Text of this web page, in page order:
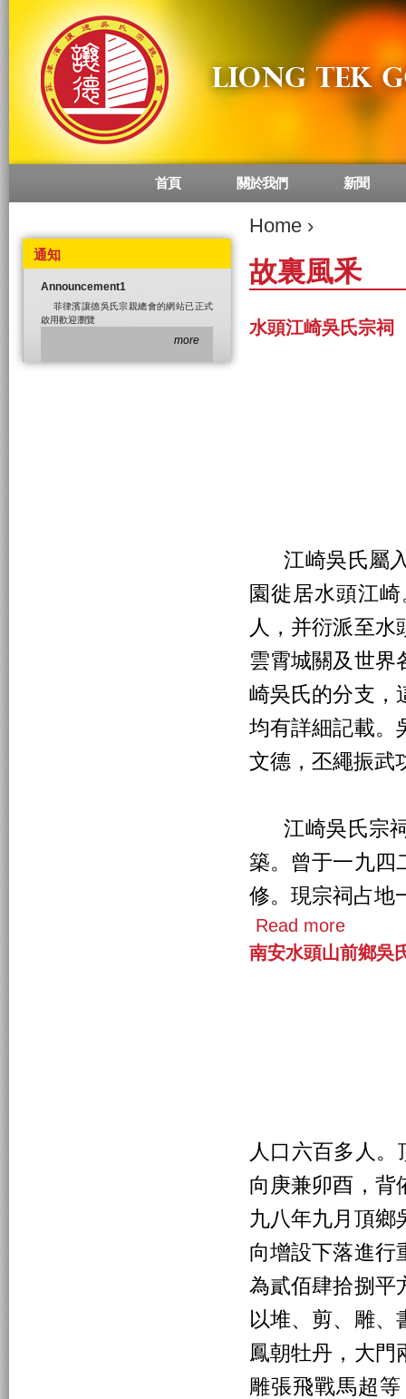
Home ›
故裏風釆
水頭江崎吳氏宗祠
江崎吳氏屬入
園徙居水頭江
人，并衍派至
雲霄城關及世界
崎吳氏的分支，
均有詳細記載。
文德，丕繩振武
江崎吳氏宗祠
築。曾于一九四
修。現宗祠占地
Read more
南安水頭山前鄉吳
人口六百多人
向庚兼卯酉，背
九八年九月頂鄉
向增設下落進行
為貳佰肆拾捌平
以堆、剪、雕、
鳳朝牡丹，大門
雕張飛戰馬超
首頁 關於我們 新聞
通知
Announcement1
菲律濱讓德吳氏宗親總會的網站已正式
啟用歡迎瀏覽
more